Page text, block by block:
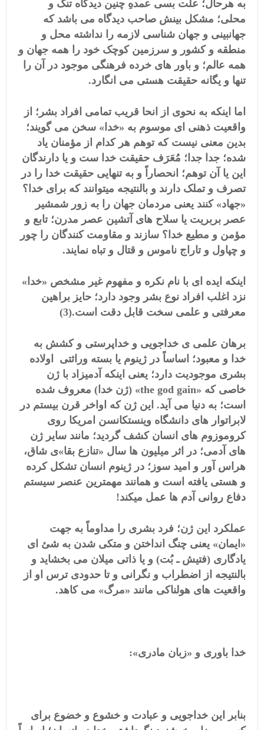
به هرحال؛ علت بسی عمدهِ چنین دیدگاه تنگ و
محلی؛ مشکل بینش صاحب دیدگاه می باشد که
جهانبینی و جهان شناسی لازمه را نداشته محل و
منطقه و کشور و سرزمین کوچک خود را همه جهان و
همه عالم؛ و باور های خرده فرهنگی موجود در آن را
تنها و یگانه حقیقت هستی می انگارد.
اما اینکه به نحوی از انحا قریب تمامی افراد بشر؛ از
واقعیت ذهنی ای موسوم به «خدا» سخن می گویند؛
بدین معنی نیست که توهم هر کدام از مؤمنان یاد
شده؛ جدا جدا؛ مُعَرَف حقیقت خدا ست و یا دارندگان
این یا آن توهم؛ انحصاراً و به تنهایی حقیقت خدا را در
تصرف و تملک دارند و بالنتیجه میتوانند که برای خدا؟
«جهاد» کنند یعنی مردمان جهان را به زور شمشیر
عصر بربریت یا سلاح های آتشین عصر مدرن؛ تابع و
مؤمن و مطیع خدا؟ سازند و مقاومت کنندگان را چور
و چپاول و تاراج ناموس و قتال و تباه نمایند.
اینکه ایده ای با نام نکره و مفهوم غیر مشخص «خدا»
نزد اغلب افراد نوع بشر وجود دارد؛ حایز براهین
معرفتی و علمی سخت قابل دقت است.(3)
برهان علمی ی خداجویی و خداپرستی و کشش به
خدا و معبود؛ اساساً در ژینوم یا بسته وراثتی اولاده
بشری موجودیت دارد؛ یعنی اینکه آدمیزاد با ژن
خاصی که «the god gain
» (ژن خدا) معروف شده
است؛ به دنیا می آید. این ژن که اواخر قرن بیستم در
لابراتوار های دانشگاه وینستکانسن امریکا روی
کروموزوم های انسان کشف گردید؛ مانند سایر ژن
های آدمی؛ در اثر میلیون ها سال «تنازع بقا»ی شاق،
هراس آور و امید سوز؛ در ژینوم انسان تشکل کرده
و هستی یافته است و همانند مهمترین عنصر سیستم
دفاع روانی آدم ها عمل میکند!
عملکرد این ژن؛ فرد بشری را مداوماً به جهت
«ایمان» یعنی چنگ انداختن و متکی شدن به شئ ای
یادگاری (فتیش ـ بُت) و یا ذاتی میلان می بخشاید و
بالنتیجه از اضطراب و نگرانی و تا حدودی ترس او از
واقعیت های هولناکی مانند «مرگ» می کاهد.
خدا باوری و «زبان مادری»:
بنابر این خداجویی و عبادت و خشوع و خضوع برای